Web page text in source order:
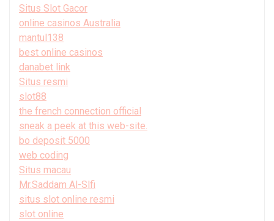
Situs Slot Gacor
online casinos Australia
mantul138
best online casinos
danabet link
Situs resmi
slot88
the french connection official
sneak a peek at this web-site.
bo deposit 5000
web coding
Situs macau
Mr.Saddam Al-Slfi
situs slot online resmi
slot online